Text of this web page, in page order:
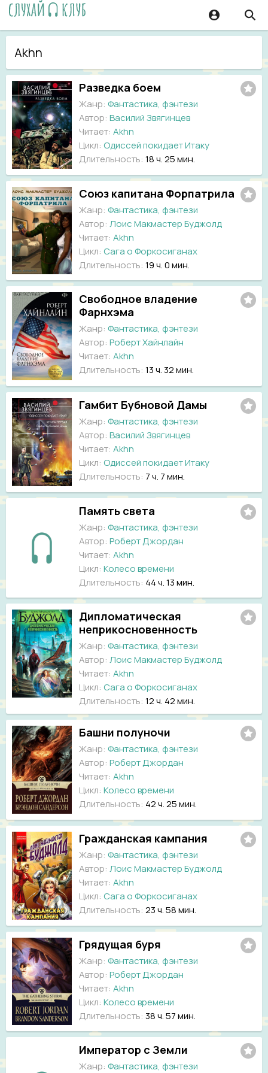
Akhn
Разведка боем
Жанр: Фантастика, фэнтези
Автор: Василий Звягинцев
Читает: Akhn
Цикл: Одиссей покидает Итаку
Длительность: 18 ч. 25 мин.
Союз капитана Форпатрила
Жанр: Фантастика, фэнтези
Автор: Лоис Макмастер Буджолд
Читает: Akhn
Цикл: Сага о Форкосиганах
Длительность: 19 ч. 0 мин.
Свободное владение
Фарнхэма
Жанр: Фантастика, фэнтези
Автор: Роберт Хайнлайн
Читает: Akhn
Длительность: 13 ч. 32 мин.
Гамбит Бубновой Дамы
Жанр: Фантастика, фэнтези
Автор: Василий Звягинцев
Читает: Akhn
Цикл: Одиссей покидает Итаку
Длительность: 7 ч. 7 мин.
Память света
Жанр: Фантастика, фэнтези
Автор: Роберт Джордан
Читает: Akhn
Цикл: Колесо времени
Длительность: 44 ч. 13 мин.
Дипломатическая
неприкосновенность
Жанр: Фантастика, фэнтези
Автор: Лоис Макмастер Буджолд
Читает: Akhn
Цикл: Сага о Форкосиганах
Длительность: 12 ч. 42 мин.
Башни полуночи
Жанр: Фантастика, фэнтези
Автор: Роберт Джордан
Читает: Akhn
Цикл: Колесо времени
Длительность: 42 ч. 25 мин.
Гражданская кампания
Жанр: Фантастика, фэнтези
Автор: Лоис Макмастер Буджолд
Читает: Akhn
Цикл: Сага о Форкосиганах
Длительность: 23 ч. 58 мин.
Грядущая буря
Жанр: Фантастика, фэнтези
Автор: Роберт Джордан
Читает: Akhn
Цикл: Колесо времени
Длительность: 38 ч. 57 мин.
Император с Земли
Жанр: Фантастика, фэнтези